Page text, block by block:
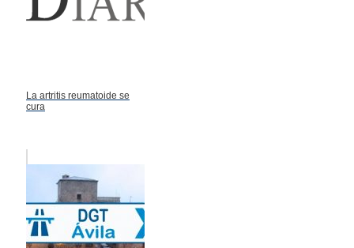
La artritis reumatoide se
cura